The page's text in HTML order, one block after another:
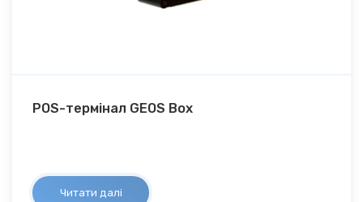
POS-термінал GEOS Box
Читати далі